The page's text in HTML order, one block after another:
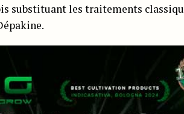
substituant les traitements